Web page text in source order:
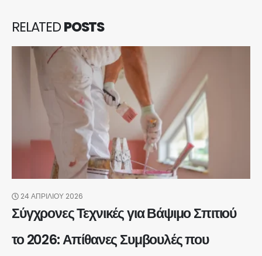
RELATEDPOSTS
24 ΑΠΡΙΛΊΟΥ 2026
Σύγχρονες Τεχνικές για Βάψιμο Σπιτιού
το 2026: Απίθανες Συμβουλές που